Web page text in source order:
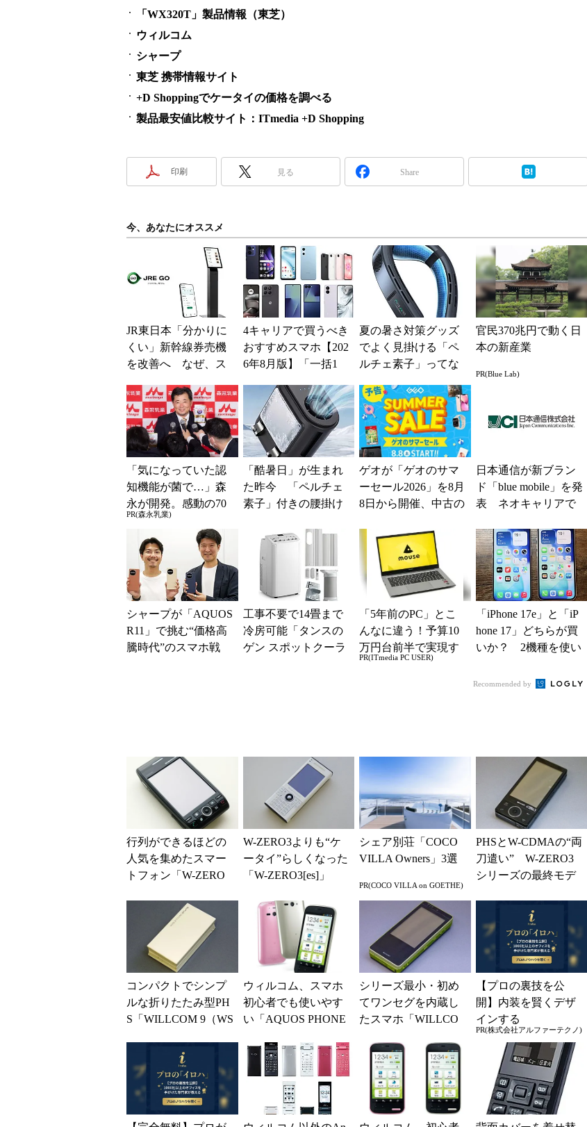
「WX320T」製品情報（東芝）
ウィルコム
シャープ
東芝 携帯情報サイト
+D Shoppingでケータイの価格を調べる
製品最安値比較サイト：ITmedia +D Shopping
印刷 見る Share
今、あなたにオススメ
JR東日本「分かりに
くい」新幹線券売機
を改善へ なぜ、ス
の最短1分購入」を実
現？
4キャリアで買うべき
おすすめスマホ【202
6年8月版】「一括1
得なiPhone／...
夏の暑さ対策グッズ
でよく見掛ける「ペ
ルチェ素子」ってな
めの注意点も
官民370兆円で動く日
本の新産業
PR(Blue Lab)
「気になっていた認
知機能が菌で…」森
永が開発。感動の70
代続出
PR(森永乳業)
「酷暑日」が生まれ
た昨今 「ペルチェ
素子」付きの腰掛け
る？
ゲオが「ゲオのサマ
ーセール2026」を8月
8日から開催、中古の
得に
日本通信が新ブラン
ド「blue mobile」を発
表 ネオキャリアで
シャープが「AQUOS
R11」で挑む“価格高
騰時代”のスマホ戦
工事不要で14畳まで
冷房可能「タンスの
ゲン スポットクーラ
「5年前のPC」とこ
んなに違う！予算10
万円台前半で実現す
る快適PCライフ
PR(ITmedia PC USER)
「iPhone 17e」と「iP
hone 17」どちらが買
いか？ 2機種を使い
ッ...
Recommended by
行列ができるほどの
人気を集めたスマー
トフォン「W-ZERO
W-ZERO3よりも“ケ
ータイ”らしくなった
「W-ZERO3[es]」
シェア別荘「COCO
VILLA Owners」3選
PR(COCO VILLA on GOETHE)
PHSとW-CDMAの“両
刀遣い” W-ZERO3
シリーズの最終モデ
コンパクトでシンプ
ルな折りたたみ型PH
S「WILLCOM 9（WS
ウィルコム、スマホ
初心者でも使いやす
い「AQUOS PHONE
日に発売
シリーズ最小・初め
てワンセグを内蔵し
たスマホ「WILLCO
【プロの裏技を公
開】内装を賢くデザ
インする
PR(株式会社アルファーテクノ)